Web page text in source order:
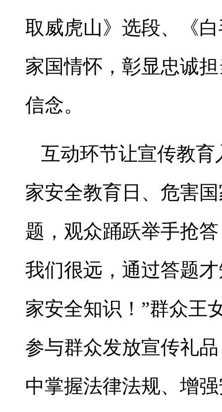
取威虎山》选段、《
家国情怀，彰显忠诚
信念。
互动环节让宣传教
家安全教育日、危害
题，观众踊跃举手抢
我们很远，通过答题
家安全知识！”群众王
参与群众发放宣传礼
中掌握法律法规、增